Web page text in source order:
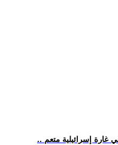
غارة إسرائيلية متعم